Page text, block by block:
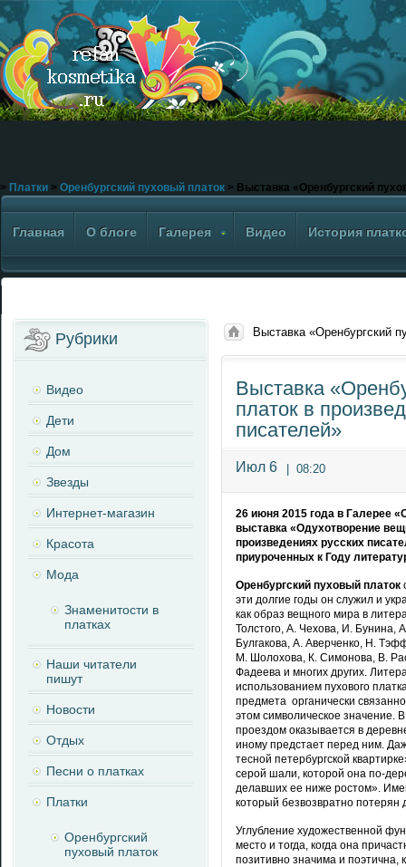
> Платки > Оренбургский пуховый платок > Выставка «Оренбургский
Главная О блоге Галерея Видео История
Выставка «Оренбургский
Выставка
платок в
писателей»
Июл 6 08:20
26 июня 2015 года в Галерее
выставка «Одухотворение
произведениях русских
приуроченных к Году
Оренбургский пуховый платок
эти долгие годы он служил и
как образ вещного мира в
Толстого, А. Чехова, И. Бунина,
Булгакова, А. Аверченко, Н.
М. Шолохова, К. Симонова, В.
Фадеева и многих других.
использованием пухового
предмета органически
этом символическое значение.
проездом оказывается в
иному предстает перед ним.
тесной петербургской
серой шали, которой она по-
делавших ее ниже ростом».
который безвозвратно потерян
Углубление художественной
место и тогда, когда она
позитивно значима и поэтична,
Рубрики
Видео
Дети
Дом
Звезды
Интернет-магазин
Красота
Мода
Знаменитости в
платках
Наши читатели
пишут
Новости
Отдых
Песни о платках
Платки
Оренбургский
пуховый платок